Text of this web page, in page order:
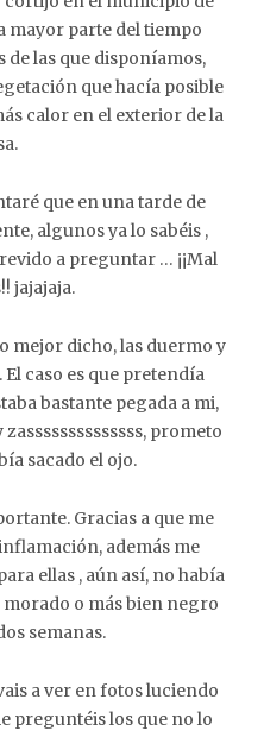
mayor parte del tiempo
de las que disponíamos,
que hacía posible
calor en el exterior de la
que en una tarde de
algunos ya lo sabéis ,
a preguntar … ¡¡Mal
jajajaja.
mejor dicho, las duermo y
caso es que pretendía
bastante pegada a mi,
prometo
sacado el ojo.
Gracias a que me
además me
ellas , aún así, no había
o más bien negro
semanas.
a ver en fotos luciendo
preguntéis los que no lo